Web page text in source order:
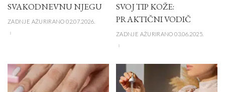
SVAKODNEVNU NJEGU
ZADNJE AŽURIRANO 02.07.2026.
SVOJ TIP KOŽE:
PRAKTIČNI VODIČ
ZADNJE AŽURIRANO 03.06.2025.